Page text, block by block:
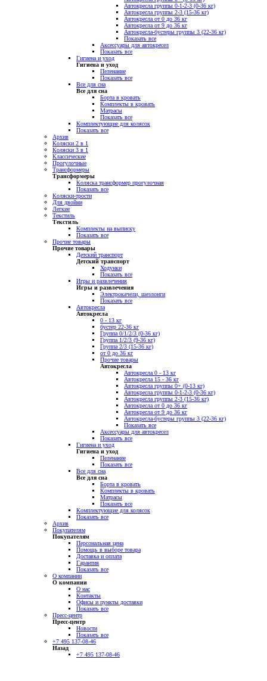
Автокресла группы 0-1-2-3 (0-36 кг)
Автокресла группы 2-3 (15-36 кг)
Автокресла от 0 до 36 кг
Автокресла от 9 до 36 кг
Автокресла-бустеры группы 3 (22-36 кг)
Показать все
Аксессуары для автокресел
Показать все
Гигиена и уход
Гигиена и уход
Пеленание
Показать все
Все для сна
Все для сна
Борта в кровать
Комплекты в кровать
Матрасы
Показать все
Комплектующие для колясок
Показать все
Архив
Коляски 2 в 1
Коляски 3 в 1
Классические
Прогулочные
Трансформеры
Трансформеры
Коляска трансформер прогулочная
Показать все
Коляски-трости
Для двойни
Легкие
Текстиль
Текстиль
Комплекты на выписку
Показать все
Прочие товары
Прочие товары
Детский транспорт
Детский транспорт
Ходунки
Показать все
Игры и развлечения
Игры и развлечения
Электрокачели, шезлонги
Показать все
Автокресла
Автокресла
0 - 13 кг
бустер 22-36 кг
Группа 0/1/2/3 (0-36 кг)
Группа 1/2/3 (9-36 кг)
Группа 2/3 (15-36 кг)
от 0 до 36 кг
Прочие товары
Автокресла
Автокресла 0 - 13 кг
Автокресла 15 - 36 кг
Автокресла группы 0+ (0-13 кг)
Автокресла группы 0-1-2-3 (0-36 кг)
Автокресла группы 2-3 (15-36 кг)
Автокресла от 0 до 36 кг
Автокресла от 9 до 36 кг
Автокресла-бустеры группы 3 (22-36 кг)
Показать все
Аксессуары для автокресел
Показать все
Гигиена и уход
Гигиена и уход
Пеленание
Показать все
Все для сна
Все для сна
Борта в кровать
Комплекты в кровать
Матрасы
Показать все
Комплектующие для колясок
Показать все
Архив
Покупателям
Покупателям
Персональная цена
Помощь в выборе товара
Доставка и оплата
Гарантия
Показать все
О компании
О компании
О нас
Контакты
Офисы и пункты доставки
Показать все
Пресс-центр
Пресс-центр
Новости
Показать все
+7 495 137-08-46
Назад
+7 495 137-08-46